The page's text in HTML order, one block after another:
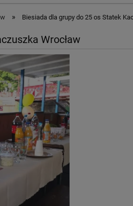
» Biesiada dla grupy do 25 os Statek
Wrocław